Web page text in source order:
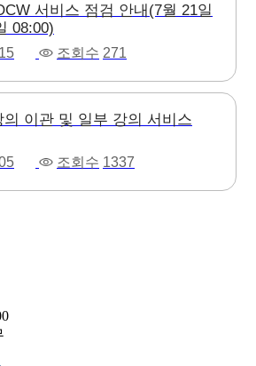
서비스 점검 안내(7월 21일
08:00)
조회수 271
이관 및 일부 강의 서비스
조회수 1337